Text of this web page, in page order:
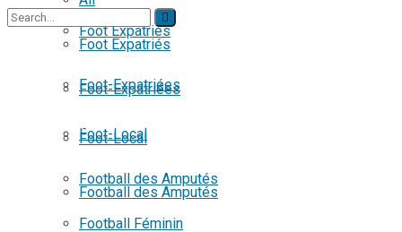
Foot Expatriés
Foot-Expatriées
Foot-Local
Football des Amputés
Foot Expatriés
Foot-Expatriées
Foot-Local
Football des Amputés
Football Féminin
View All Result